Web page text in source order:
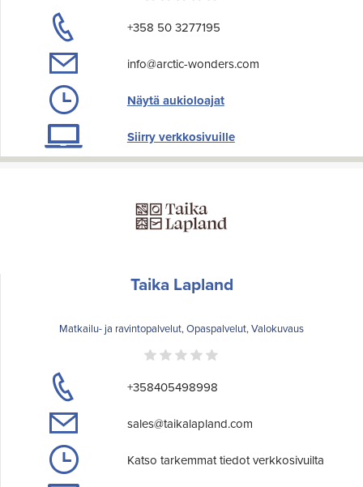
+358 50 3277195
info@arctic-wonders.com
Näytä aukioloajat
Siirry verkkosivuille
Taika Lapland
Matkailu- ja ravintopalvelut, Opaspalvelut, Valokuvaus
+358405498998
sales@taikalapland.com
Katso tarkemmat tiedot verkkosivuilta